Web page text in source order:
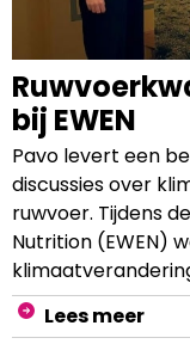
bij EWEN
Pavo levert een
discussies over
ruwvoer. Tijdens
Nutrition (EWEN)
voedingskwaliteit
impact van het
Lees meer